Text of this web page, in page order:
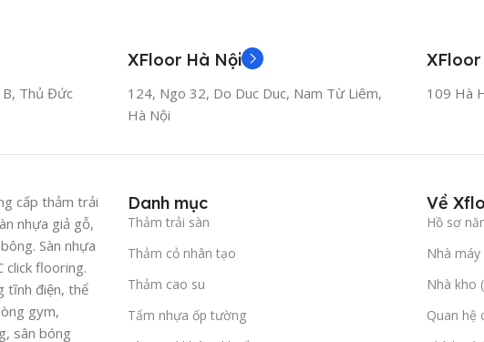
B, Thủ Đức
XFloor Hà Nội
124, Ngo 32, Do Duc Duc, Nam Từ Liêm,
Hà Nội
109 Hà
cấp thảm trải
nhựa giả gỗ,
Sàn nhựa
click flooring.
tĩnh điện, thể
gym,
sân bóng
Danh mục
Thảm trải sàn
Thảm cỏ nhân tạo
Thảm cao su
Tấm nhựa ốp tường
Về
Hồ sơ
Nhà
Nhà kho
Quan hệ